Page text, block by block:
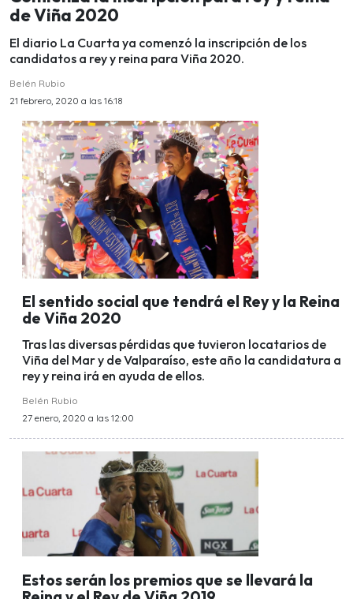
de Viña 2020
El diario La Cuarta ya comenzó la inscripción de los
candidatos a rey y reina para Viña 2020.
Belén Rubio
21 febrero, 2020 a las 16:18
El sentido social que tendrá el Rey y la Reina
de Viña 2020
Tras las diversas pérdidas que tuvieron locatarios de
Viña del Mar y de Valparaíso, este año la candidatura a
rey y reina irá en ayuda de ellos.
Belén Rubio
27 enero, 2020 a las 12:00
Estos serán los premios que se llevará la